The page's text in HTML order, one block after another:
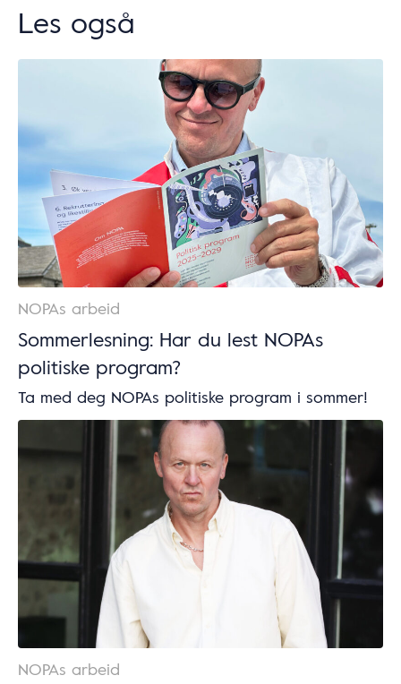
Les også
NOPAs arbeid
Sommerlesning: Har du lest NOPAs
politiske program?
Ta med deg NOPAs politiske program i sommer!
NOPAs arbeid